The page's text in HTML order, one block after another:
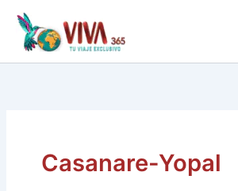
contenido
Casanare-Yopal